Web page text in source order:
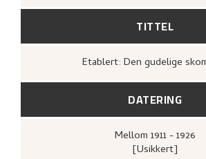
TITTEL
Etablert: Den gudelige
DATERING
Mellom 1911 - 1926
[Usikkert]